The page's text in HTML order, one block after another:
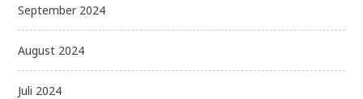
September 2024
August 2024
Juli 2024